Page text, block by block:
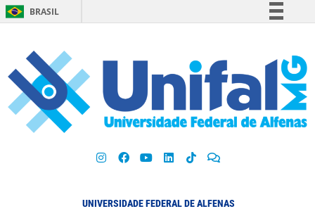
BRASIL
Participe
Acesso à informação
Legislação
UNIVERSIDADE FEDERAL DE ALFENAS